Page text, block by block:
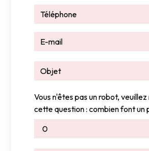
Vous n'êtes pas un robot,
cette question : combien font un